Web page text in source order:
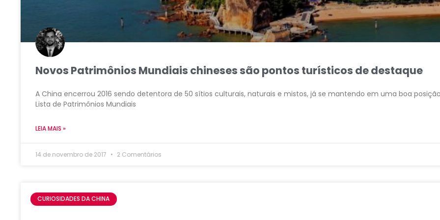
Novos Patrimônios Mundiais chineses são pontos turísticos de destaque
A China encerrou 2016 sendo detentora de 50 sítios culturais, naturais e mistos, já se mantendo em uma boa
Lista de Patrimônios Mundiais
LEIA MAIS »
14 de novembro de 2017 2 Comentários
CURIOSIDADES DA CHINA